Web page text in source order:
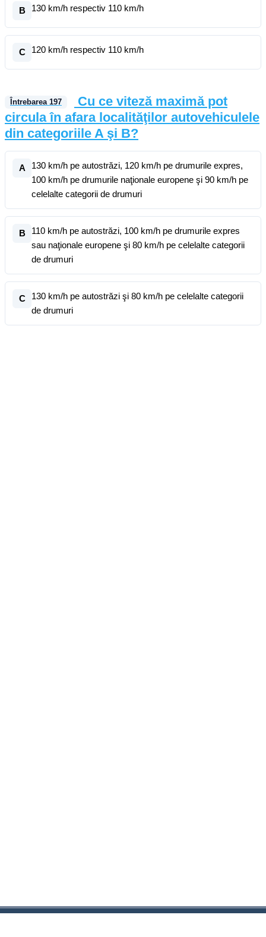
B 130 km/h respectiv 110 km/h
C 120 km/h respectiv 110 km/h
Întrebarea 197
Cu ce viteză maximă pot
circula în afara localităţilor autovehiculele
din categoriile A şi B?
A
130 km/h pe autostrăzi, 120 km/h pe drumurile expres,
100 km/h pe drumurile naţionale europene şi 90 km/h pe
celelalte categorii de drumuri
B
110 km/h pe autostrăzi, 100 km/h pe drumurile expres
sau naţionale europene şi 80 km/h pe celelalte categorii
de drumuri
C
130 km/h pe autostrăzi şi 80 km/h pe celelalte categorii
de drumuri